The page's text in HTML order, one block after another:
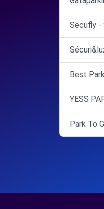
Secufly -
Best
YESS
Park To